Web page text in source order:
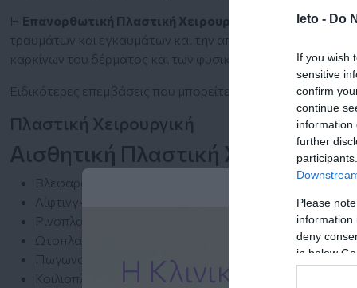
leto - Do
If you wish
sensitive
confirm
continue
information
further
Please
information
deny
in below
Η Επανορθωτική Πλαστική Χειρουργική
ασχολείται με
τραυμάτων και εγκαυμάτων και την αποκατάσταση
καρκίνων του δέρματος και των φυσικών κοιλοτήτων του
Ειδικότερες επεμβάσεις που μπορείτε να κάνετε στο ΛΗΤΩ:
Πλαστική Χειρουργική
Αισθητική Πλαστική Χειρουργική
Βλεφαροπλαστική
Λίφτινγκ Προσώπου - Λαιμού
Ρινοπλαστική
Ωτοπλαστική
Πωγωνοπλαστική
Κοιλιοπλαστική